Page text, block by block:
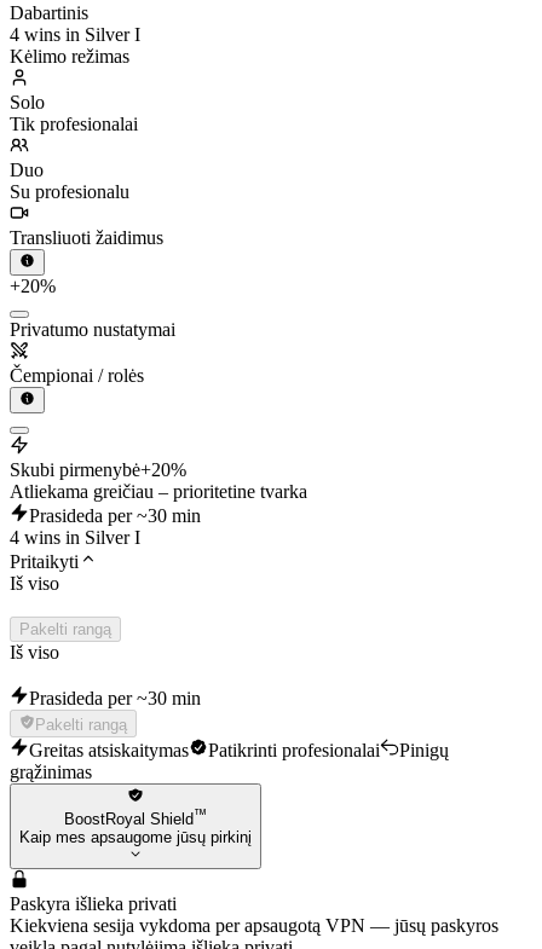
Dabartinis
4 wins in Silver I
Kėlimo režimas
Solo
Tik profesionalai
Duo
Su profesionalu
Transliuoti žaidimus
+20%
Privatumo nustatymai
Čempionai / rolės
Skubi pirmenybė+20%
Atliekama greičiau – prioritetine tvarka
Prasideda per ~30 min
4 wins in Silver I
Pritaikyti
Iš viso
Pakelti rangą
Iš viso
Prasideda per ~30 min
Pakelti rangą
Greitas atsiskaitymas Patikrinti profesionalai
Pinigų
grąžinimas
BoostRoyal Shield™
Kaip mes apsaugome jūsų pirkinį
Paskyra išlieka privati
Kiekviena sesija vykdoma per apsaugotą VPN — jūsų paskyros